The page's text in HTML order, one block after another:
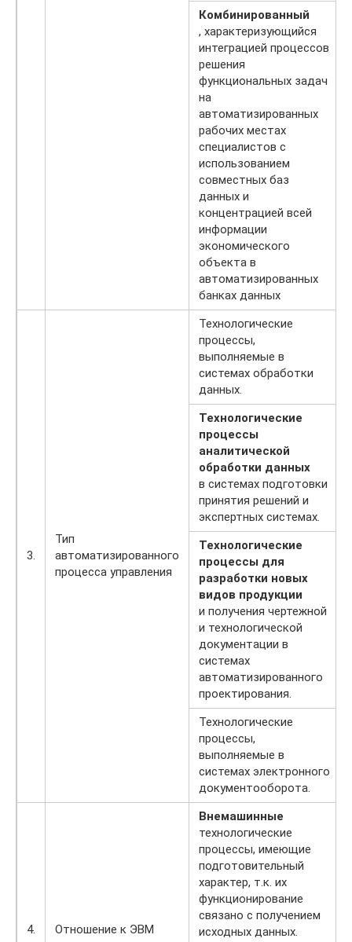
Комбинированный
, характеризующийся
интеграцией процессов
решения
функциональных задач
на
автоматизированных
рабочих местах
специалистов с
использованием
совместных баз
данных и
концентрацией всей
информации
экономического
объекта в
автоматизированных
банках данных
3.
Тип
автоматизированного
процесса управления
Технологические
процессы,
выполняемые в
системах обработки
данных.
Технологические
процессы
аналитической
обработки данных
в системах подготовки
принятия решений и
экспертных системах.
Технологические
процессы для
разработки новых
видов продукции
и получения чертежной
и технологической
документации в
системах
автоматизированного
проектирования.
Технологические
процессы,
выполняемые в
системах электронного
документооборота.
4. Отношение к ЭВМ
Внемашинные
технологические
процессы, имеющие
подготовительный
характер, т.к. их
функционирование
связано с получением
исходных данных.